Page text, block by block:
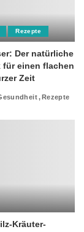
Rezepte
Der natürliche
für einen flachen
Zeit
Rezepte
Kräuter-